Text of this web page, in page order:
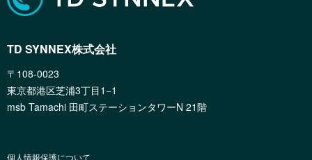
TD SYNNEX株式会社
〒108-0023
東京都港区芝浦3丁目1−1
msb Tamachi 田町ステーションタワーN 21階
個人情報保護について